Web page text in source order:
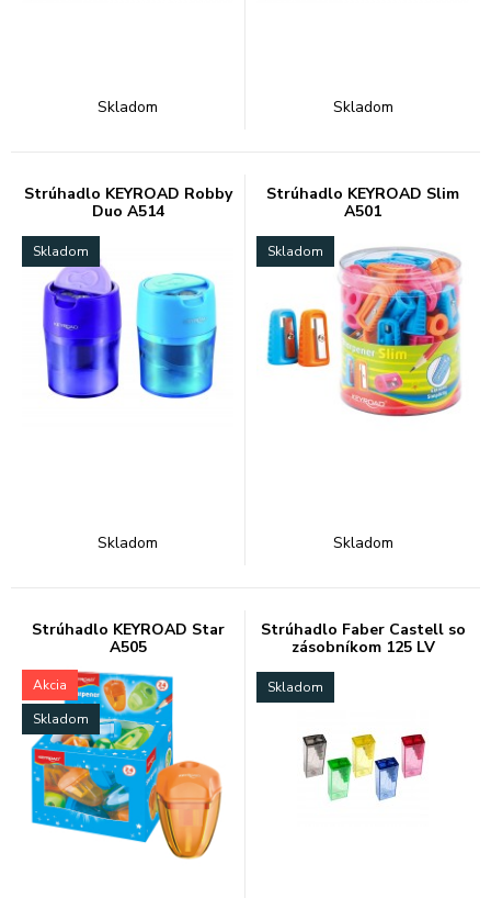
Skladom Skladom
Strúhadlo KEYROAD Robby
Duo A514
Skladom
Skladom
Strúhadlo KEYROAD Slim
A501
Skladom
Skladom
Strúhadlo KEYROAD Star
A505
Akcia
Skladom
Strúhadlo Faber Castell so
zásobníkom 125 LV
Skladom